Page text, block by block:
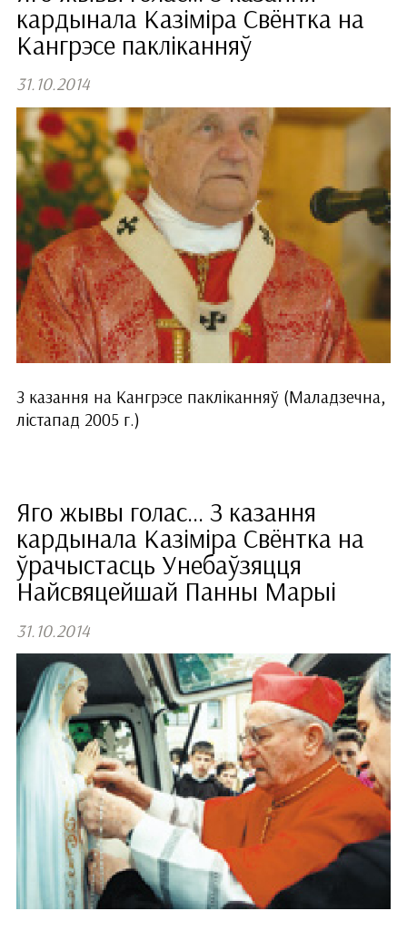
кардынала Казіміра Свёнтка на
Кангрэсе пакліканняў
31.10.2014
З казання на Кангрэсе пакліканняў (Маладзечна,
лістапад 2005 г.)
Яго жывы голас... З казання
кардынала Казіміра Свёнтка на
ўрачыстасць Унебаўзяцця
Найсвяцейшай Панны Марыі
31.10.2014